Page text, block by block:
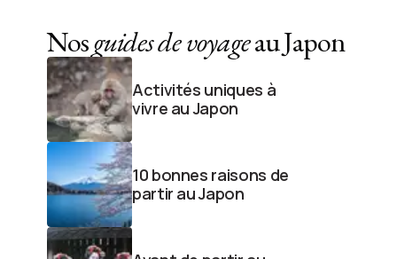
Nosguides de voyageau Japon
Activités uniques à
vivre au Japon
10 bonnes raisons de
partir au Japon